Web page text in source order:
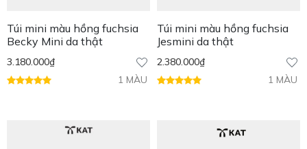
Túi mini màu hồng fuchsia
Becky Mini da thật
3.180.000₫
1 MÀU
Túi mini màu hồng fuchsia
Jesmini da thật
2.380.000₫
1 MÀU